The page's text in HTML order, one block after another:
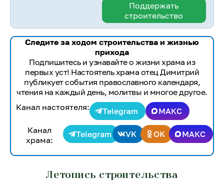
Поддержать
строительство
Следите за ходом строительства и жизнью
прихода
Подпишитесь и узнавайте о жизни храма из
первых уст! Настоятель храма отец Димитрий
публикует события православного календаря,
чтения на каждый день, молитвы и многое другое.
Канал настоятеля:
Telegram
МАКС
Канал
храма:
Telegram VK OK МАКС
Летопись строительства